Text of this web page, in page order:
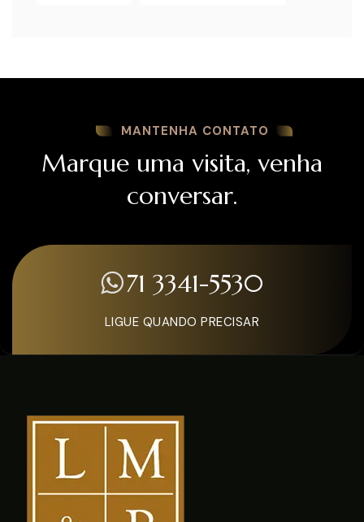
MANTENHA CONTATO
Marque uma visita, venha
conversar.
71 3341-5530
LIGUE QUANDO PRECISAR